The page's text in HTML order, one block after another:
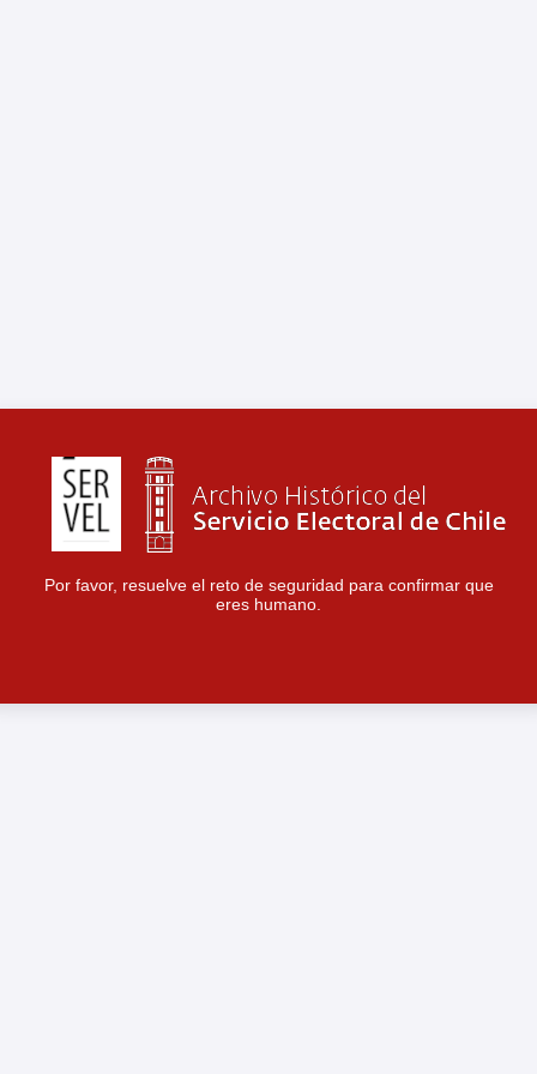
Por favor, resuelve el reto de seguridad para confirmar que
eres humano.